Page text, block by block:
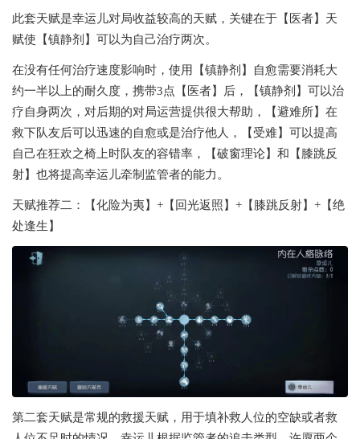
此套天赋是幸运儿对局收益较高的天赋，关键在于【医者】天
赋使【镇静剂】可以为自己治疗两次。
在没有任何治疗速度影响时，使用【镇静剂】自愈需要消耗大
约一半以上的耐久度，携带3点【医者】后，【镇静剂】可以治
疗自身两次，对后期的对局运营提供很大帮助，【避难所】在
救下队友后可以迅速的自愈或是治疗他人，【受难】可以提高
自己在狂欢之椅上时队友的容错率，【破窗理论】和【膝跳反
射】也将提高幸运儿牵制监管者的能力。
天赋推荐二：【化险为夷】+【回光返照】+【膝跳反射】+【绝
处逢生】
第二套天赋是常规的救援天赋，用于填补救人位的空缺或者救